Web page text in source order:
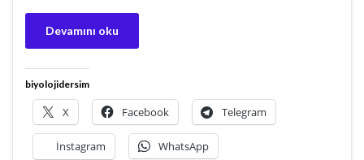
Devamını oku
biyolojidersim
X Facebook Telegram
İnstagram WhatsApp